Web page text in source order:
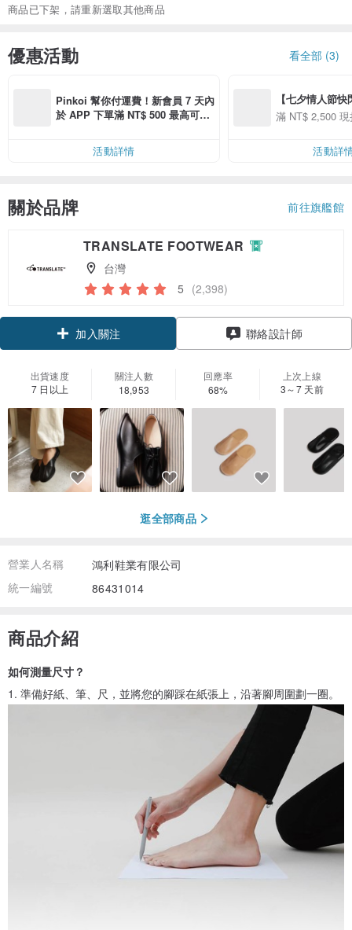
商品已下架，請重新選取其他商品
優惠活動 看全部 (3)
Pinkoi 幫你付運費！新會員 7 天內
於 APP 下單滿 NT$ 500 最高可折
活動詳情
【七夕情人節
用 APP 購買任
00 現折 NT$100
滿 NT$ 2,500
活動詳
關於品牌 前往旗艦館
TRANSLATE FOOTWEAR
台灣
5 (2,398)
加入關注 聯絡設計師
出貨速度
7 日以上
關注人數
18,953
回應率
68%
上次上線
3～7 天前
逛全部商品
營業人名稱
鴻利鞋業有限公司
統一編號
86431014
商品介紹
如何測量尺寸？
1. 準備好紙、筆、尺，並將您的腳踩在紙張上，沿著腳周圍劃一圈。